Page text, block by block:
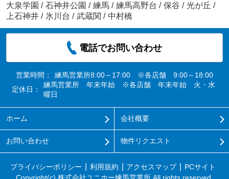
大泉学園 / 石神井公園 / 練馬 / 練馬高野台 / 保谷 / 光が丘 /
上石神井 / 氷川台 / 武蔵関 / 中村橋
電話でお問い合わせ
営業時間：
練馬営業所8:00～17:00 ※各店舗 9:00～18:00
定休日：
練馬営業所 年末年始 ※各店舗 年末年始 火・水
曜日
ホーム 会社概要
お問い合わせ 物件リクエスト
プライバシーポリシー 利用規約 アクセスマップ
PCサイト